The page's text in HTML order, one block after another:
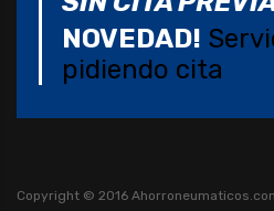
NOVEDAD!
pidiendo cita
Copyright © 2016